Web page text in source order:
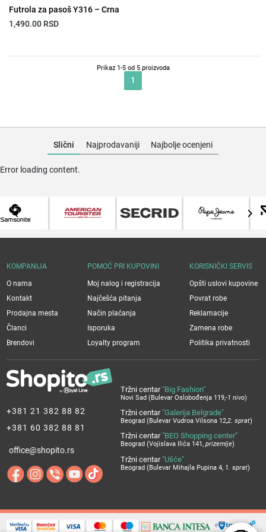
Futrola za pasoš Y316 – Crna
1,490.00 RSD
Prikaz 1-5 od 5 proizvoda
1
Slični Najprodavaniji Najbolje ocenjeni
Error loading content.
+381 21 382 88 82
+381 60 382 88 81
office@shopito.rs
Tržni centar "Big Fashion"
Novi Sad (Bulevar Oslobođenja 119,-1 nivo)
Tržni centar "Galerija Belgrade"
Beograd (Bulevar Vudroa Vilsona 12,2. sprat)
Tržni centar "BEO Shopping center"
Beograd (Vojislava Ilića 141, prizemlje)
Tržni centar "Ušće"
Beograd (Bulevar Mihajla Pupina 4, 1. sprat)
KOMPANIJA
O nama
Kontakt
Prodajna mesta
Članci
Brendovi
POMOĆ PRI KUPOVINI
Moj nalog i registracija
Najčešća pitanja
Način plaćanja
Isporuka
Loyalty program
KORISNIČKI SERVIS
Opšti uslovi kupovine
Povrat robe
Reklamacije
Zamena robe
Politika privatnosti